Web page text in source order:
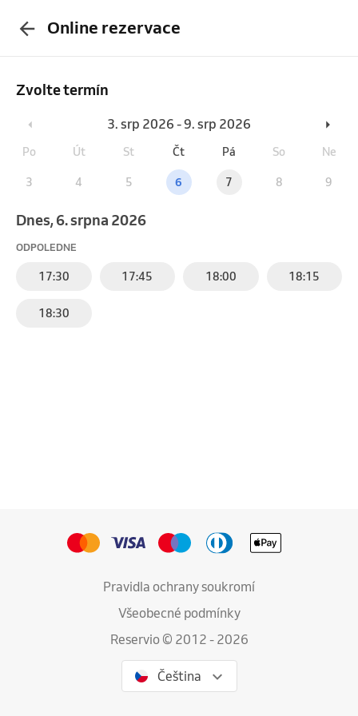
Online rezervace
Zvolte termín
3. srp 2026 - 9. srp 2026
Po Út St Čt Pá So Ne
3 4 5 6 7 8 9
Dnes, 6. srpna 2026
ODPOLEDNE
17:30 17:45 18:00 18:15
18:30
Pravidla ochrany soukromí
Všeobecné podmínky
Reservio © 2012 - 2026
Čeština